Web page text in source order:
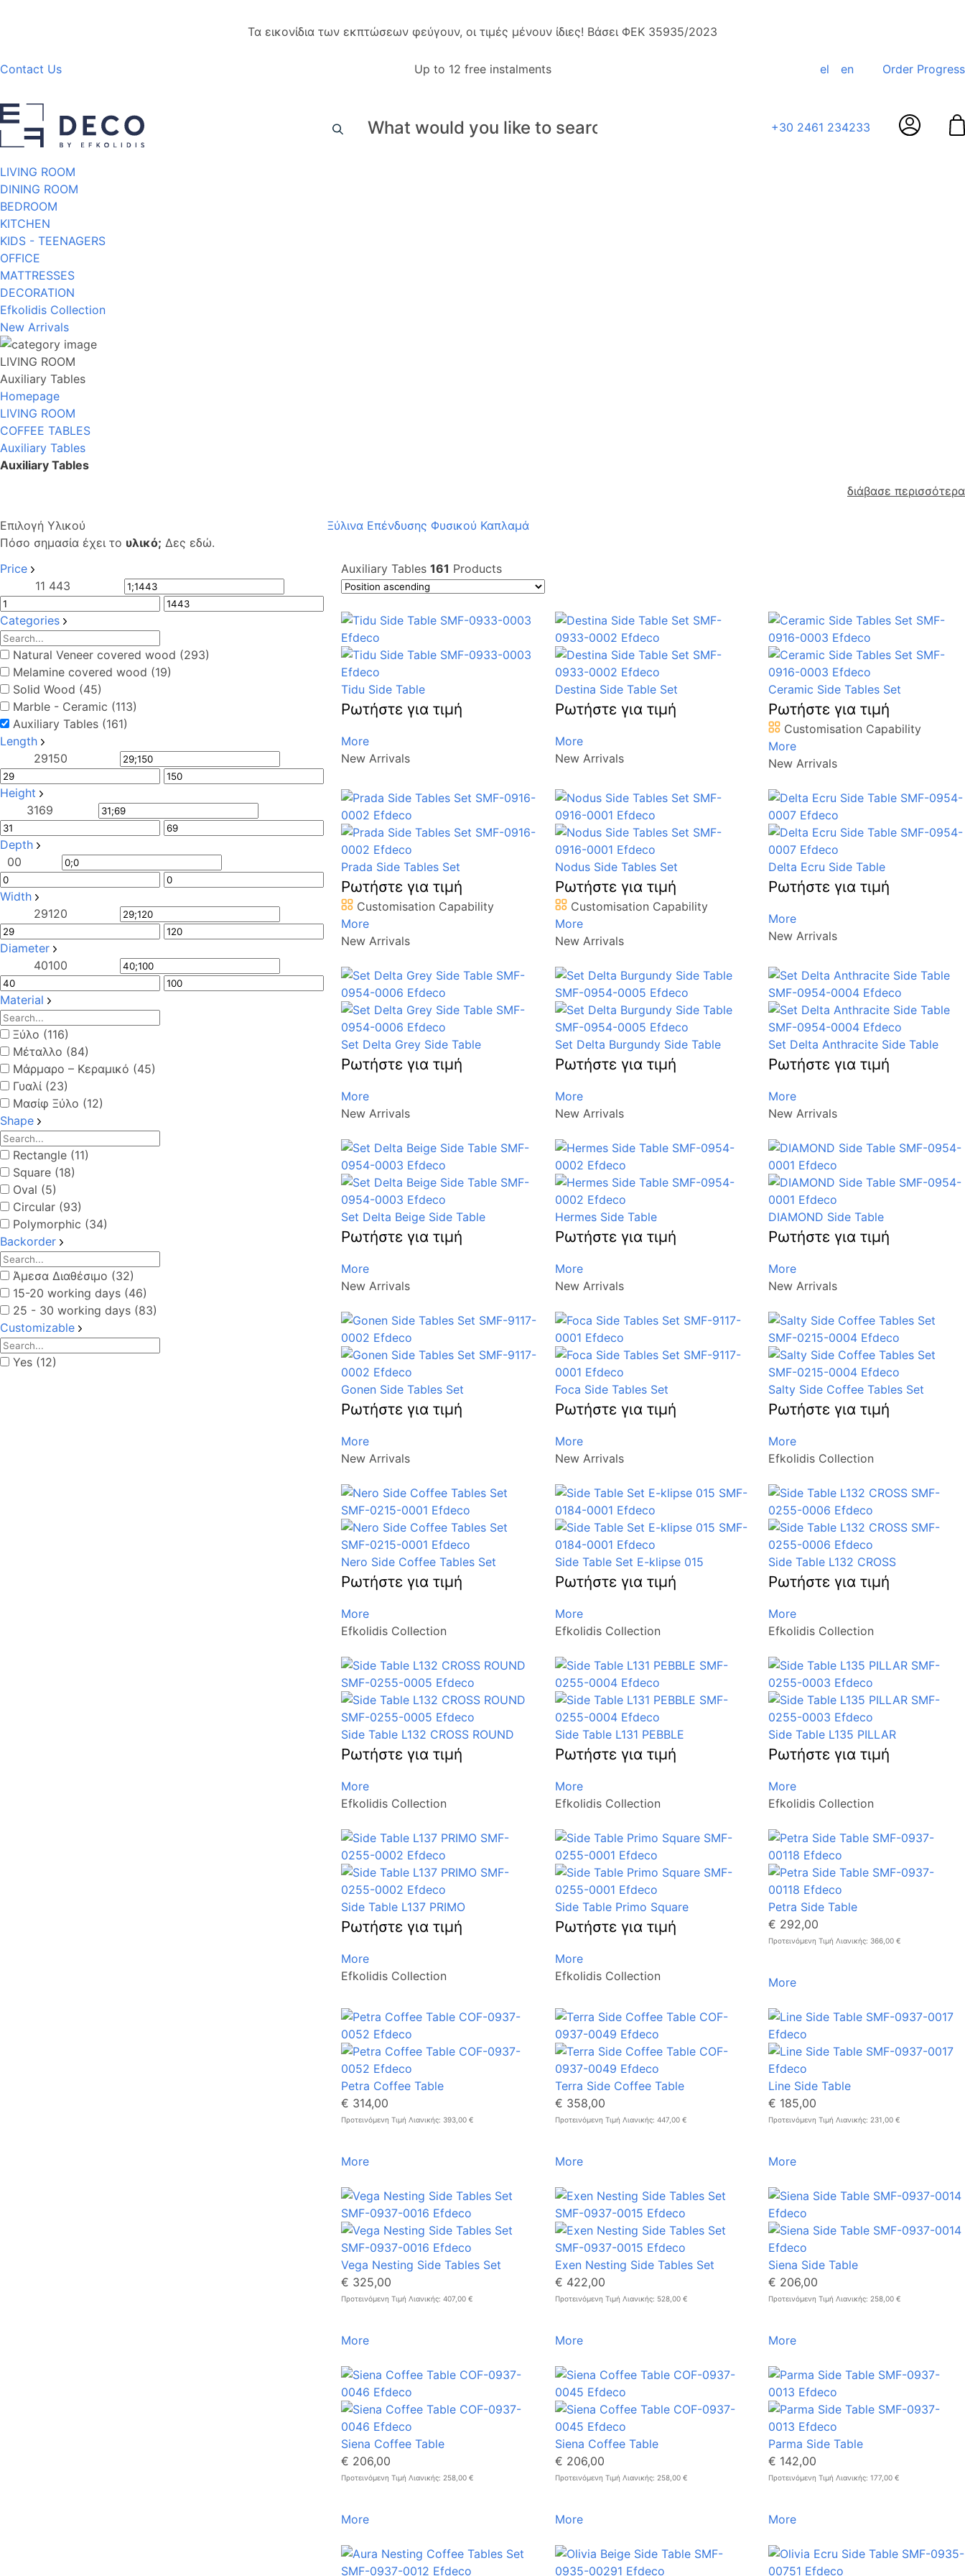
Τα εικονίδια των εκπτώσεων φεύγουν, οι τιμές μένουν ίδιες! Βάσει ΦΕΚ 35935/2023
Contact Us Up to 12 free instalments el en Order Progress
+30 2461 234233
LIVING ROOM
DINING ROOM
BEDROOM
KITCHEN
KIDS - TEENAGERS
OFFICE
MATTRESSES
DECORATION
Efkolidis Collection
New Arrivals
LIVING ROOM
Auxiliary Tables
Homepage
LIVING ROOM
COFFEE TABLES
Auxiliary Tables
Auxiliary Tables
διάβασε περισσότερα
Επιλογή Υλικού
Πόσο σημασία έχει το υλικό; Δες εδώ.
Ξύλινα Επένδυσης Φυσικού Καπλαμά
Price
11 443
Categories
Natural Veneer covered wood (293)
Melamine covered wood (19)
Solid Wood (45)
Marble - Ceramic (113)
Auxiliary Tables (161)
Length
29150
Height
3169
Depth
00
Width
29120
Diameter
40100
Material
Ξύλο (116)
Μέταλλο (84)
Μάρμαρο – Κεραμικό (45)
Γυαλί (23)
Μασίφ Ξύλο (12)
Shape
Rectangle (11)
Square (18)
Oval (5)
Circular (93)
Polymorphic (34)
Backorder
Άμεσα Διαθέσιμο (32)
15-20 working days (46)
25 - 30 working days (83)
Customizable
Yes (12)
Auxiliary Tables 161 Products
Tidu Side Table
Ρωτήστε για τιμή
More
New Arrivals
Destina Side Table Set
Ρωτήστε για τιμή
More
New Arrivals
Ceramic Side Tables Set
Ρωτήστε για τιμή
Customisation Capability
More
New Arrivals
Prada Side Tables Set
Ρωτήστε για τιμή
Customisation Capability
More
New Arrivals
Nodus Side Tables Set
Ρωτήστε για τιμή
Customisation Capability
More
New Arrivals
Delta Ecru Side Table
Ρωτήστε για τιμή
More
New Arrivals
Set Delta Grey Side Table
Ρωτήστε για τιμή
More
New Arrivals
Set Delta Burgundy Side Table
Ρωτήστε για τιμή
More
New Arrivals
Set Delta Anthracite Side Table
Ρωτήστε για τιμή
More
New Arrivals
Set Delta Beige Side Table
Ρωτήστε για τιμή
More
New Arrivals
Hermes Side Table
Ρωτήστε για τιμή
More
New Arrivals
DIAMOND Side Table
Ρωτήστε για τιμή
More
New Arrivals
Gonen Side Tables Set
Ρωτήστε για τιμή
More
New Arrivals
Foca Side Tables Set
Ρωτήστε για τιμή
More
New Arrivals
Salty Side Coffee Tables Set
Ρωτήστε για τιμή
More
Efkolidis Collection
Nero Side Coffee Tables Set
Ρωτήστε για τιμή
More
Efkolidis Collection
Side Table Set E-klipse 015
Ρωτήστε για τιμή
More
Efkolidis Collection
Side Table L132 CROSS
Ρωτήστε για τιμή
More
Efkolidis Collection
Side Table L132 CROSS ROUND
Ρωτήστε για τιμή
More
Efkolidis Collection
Side Table L131 PEBBLE
Ρωτήστε για τιμή
More
Efkolidis Collection
Side Table L135 PILLAR
Ρωτήστε για τιμή
More
Efkolidis Collection
Side Table L137 PRIMO
Ρωτήστε για τιμή
More
Efkolidis Collection
Side Table Primo Square
Ρωτήστε για τιμή
More
Efkolidis Collection
Petra Side Table
€ 292,00
Προτεινόμενη Τιμή Λιανικής: 366,00 €
More
Petra Coffee Table
€ 314,00
Προτεινόμενη Τιμή Λιανικής: 393,00 €
More
Terra Side Coffee Table
€ 358,00
Προτεινόμενη Τιμή Λιανικής: 447,00 €
More
Line Side Table
€ 185,00
Προτεινόμενη Τιμή Λιανικής: 231,00 €
More
Vega Nesting Side Tables Set
€ 325,00
Προτεινόμενη Τιμή Λιανικής: 407,00 €
More
Exen Nesting Side Tables Set
€ 422,00
Προτεινόμενη Τιμή Λιανικής: 528,00 €
More
Siena Side Table
€ 206,00
Προτεινόμενη Τιμή Λιανικής: 258,00 €
More
Siena Coffee Table
€ 206,00
Προτεινόμενη Τιμή Λιανικής: 258,00 €
More
Siena Coffee Table
€ 206,00
Προτεινόμενη Τιμή Λιανικής: 258,00 €
More
Parma Side Table
€ 142,00
Προτεινόμενη Τιμή Λιανικής: 177,00 €
More